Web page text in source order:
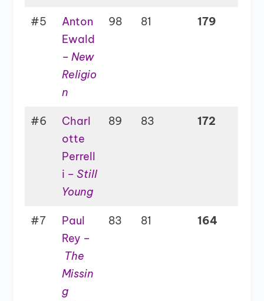
#5
Anton
Ewald
–New
Religio
n
98 81 179
#6
Charl
otte
Perrell
i –Still
Young
89 83 172
#7
Paul
Rey –
The
Missin
g
83 81 164